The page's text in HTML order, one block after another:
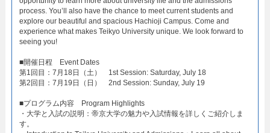
process. You’ll also have the chance to meet current students and
explore our beautiful and spacious Hachioji Campus. Come and
experience what makes Teikyo University unique. We look forward to
seeing you!
​■開催日程 Event Dates​
第1回目：7月18日（土） 1st Session: Saturday, July 18​
第2回目：7月19日（日） 2nd Session: Sunday, July 19​
■プログラム内容 Program Highlights​
・大学と入試の説明：帝京大学の魅力や入試情報を詳しくご紹介しま
す。​